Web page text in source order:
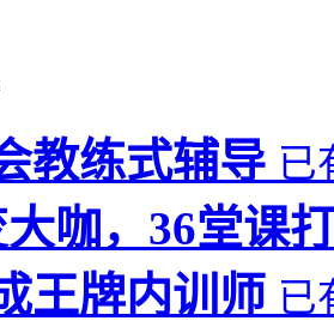
教练式辅导 已
咖，36堂课
王牌内训师 已